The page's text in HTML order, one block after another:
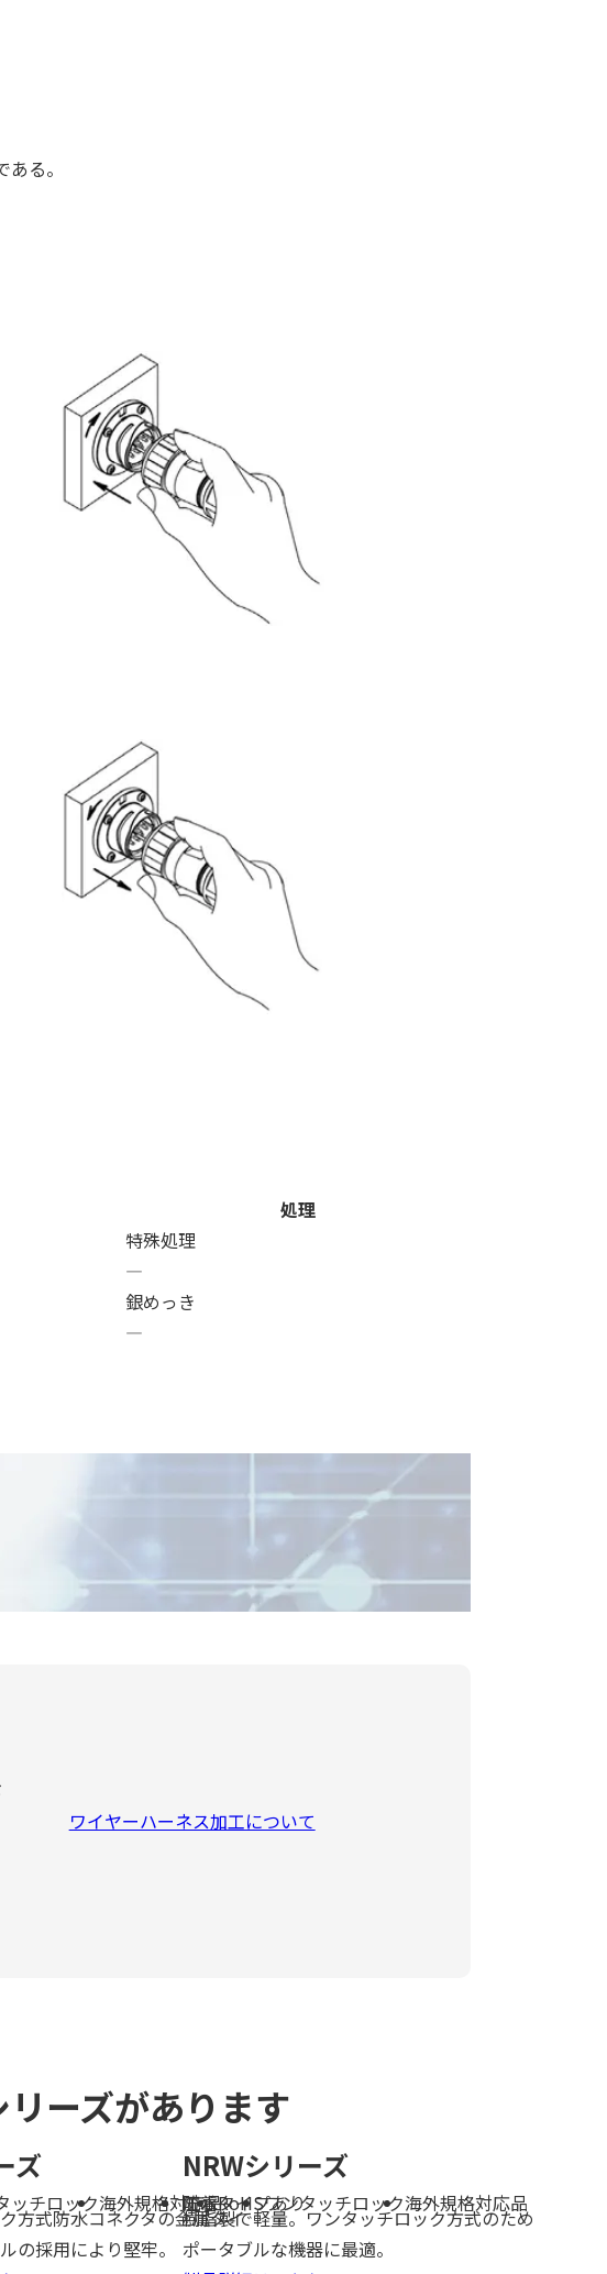
る。
処理
特殊処理
―
銀めっき
―
ワイヤーハーネス加工について
ーズがあります
ズ
ッチロック海外規格対応品
方式防水コネクタの金属タイ
の採用により堅牢。
NRWシリーズ
防水RoHSワンタッチロック海外規格対応品
圧着タイプあり
樹脂製で軽量。ワンタッチロック方式のため
ポータブルな機器に最適。